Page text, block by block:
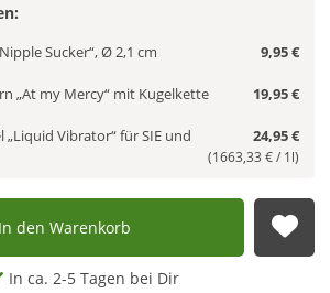
Sucker“, Ø 2,1 cm 9,95 €
„At my Mercy“ mit Kugelkette 19,95 €
Vibrator“ für SIE und
24,95 €
(1663,33 € / 1l)
In den Warenkorb
In ca. 2-5 Tagen bei Dir